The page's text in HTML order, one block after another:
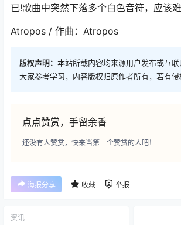
已!歌曲中突然下落多个白色音符，应该
Atropos / 作曲：Atropos
版权声明： 本站所载内容均来源用户发布或互
大家参考学习，内容版权归原作者所有，若有侵
点点赞赏，手留余香
还没有人赞赏，快来当第一个赞赏的人吧！
海报分享 收藏 举报
资讯